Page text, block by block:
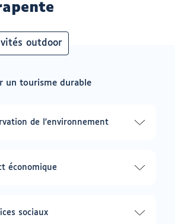
outdoor
un tourisme durable
de l'environnement
économique
sociaux